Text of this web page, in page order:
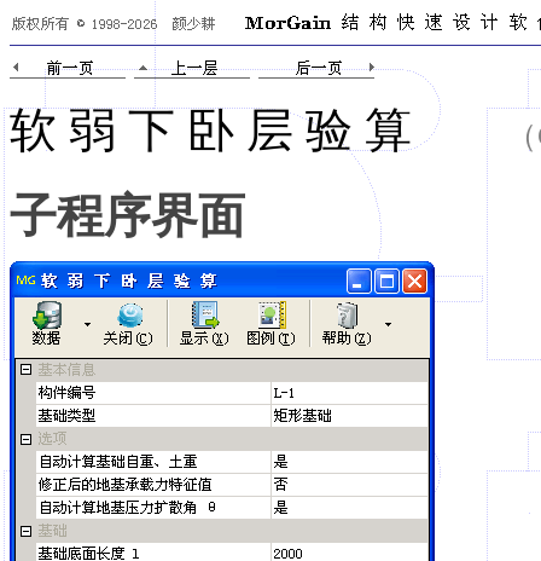
软 弱 下 卧 层 验 算
子程序界面